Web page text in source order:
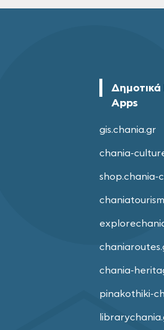
Apps
gis.chania.gr
chania-
shop.chania-
chania-
pinakothiki-